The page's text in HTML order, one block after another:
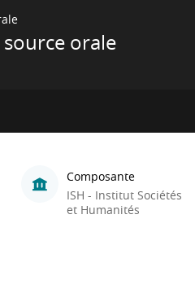
orale
Composante
ISH - Institut Sociétés
et Humanités